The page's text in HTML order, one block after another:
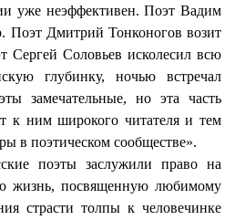
уже неэффективен. Поэт Вадим
Поэт Дмитрий Тонконогов возит
Сергей Соловьев исколесил всю
глубинку, ночью встречал
замечательные, но эта часть
к ним широкого читателя и тем
в поэтическом сообществе».
поэты заслужили право на
жизнь, посвященную любимому
страсти толпы к человечинке